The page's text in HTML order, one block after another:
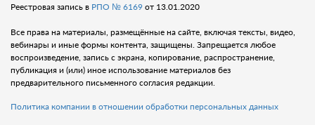
Реестровая запись в РПО № 6169 от 13.01.2020
Все права на материалы, размещённые на сайте, включая тексты, видео,
вебинары и иные формы контента, защищены. Запрещается любое
воспроизведение, запись с экрана, копирование, распространение,
публикация и (или) иное использование материалов без
предварительного письменного согласия редакции.
Политика компании в отношении обработки персональных данных